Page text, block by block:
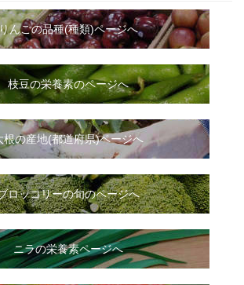
んごの品種(種類)ページへ
枝豆の栄養素のページへ
根の産地(都道府県)ページへ
ロッコリーの旬のページへ
ニラの栄養素ページへ